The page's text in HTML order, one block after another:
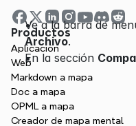
Archivo.
En la sección
Productos
Aplicación
Web
Markdown a mapa
Doc a mapa
OPML a mapa
Creador de mapa mental